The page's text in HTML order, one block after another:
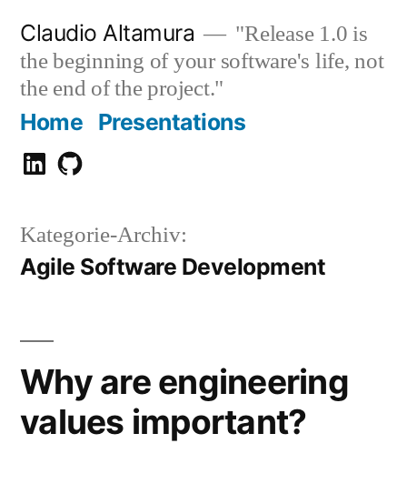
Inhalt
springen
Claudio Altamura
"Release 1.0 is
the beginning of your software's life, not
the end of the project."
Home Presentations
Claudio
GitHub
Kategorie-Archiv:
Agile Software Development
Why are engineering
values important?